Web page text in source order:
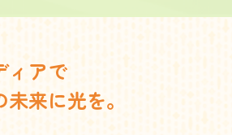
ィアで
来に光を。